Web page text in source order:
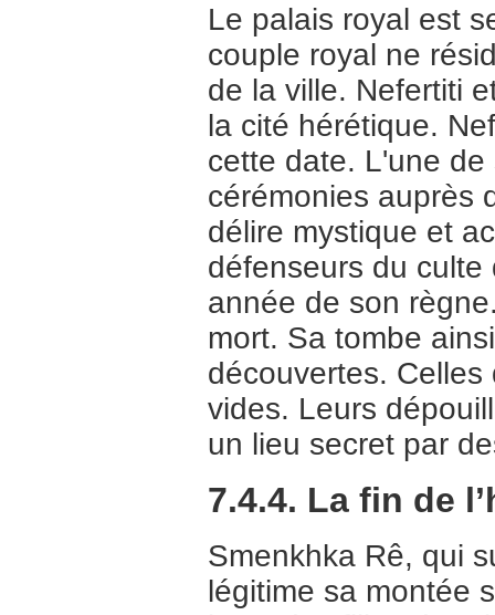
Le palais royal est
couple royal ne
de la ville. Nefertiti
la cité hérétique.
cette date. L'une
cérémonies auprès
délire mystique et
défenseurs du
année de son
mort. Sa tombe
découvertes.
vides. Leurs
un lieu secret par
7.4.4. La fin de
Smenkhka Rê, qui
légitime sa montée